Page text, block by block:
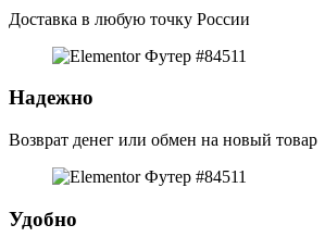
Доставка в любую точку России
Надежно
Возврат денег или обмен на новый товар
Удобно